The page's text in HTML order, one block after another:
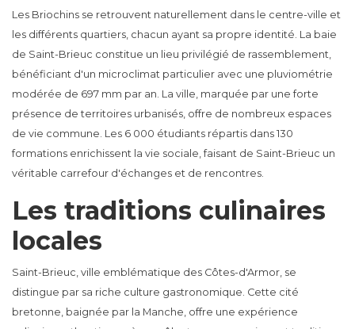
Les Briochins se retrouvent naturellement dans le centre-ville et
les différents quartiers, chacun ayant sa propre identité. La baie
de Saint-Brieuc constitue un lieu privilégié de rassemblement,
bénéficiant d'un microclimat particulier avec une pluviométrie
modérée de 697 mm par an. La ville, marquée par une forte
présence de territoires urbanisés, offre de nombreux espaces
de vie commune. Les 6 000 étudiants répartis dans 130
formations enrichissent la vie sociale, faisant de Saint-Brieuc un
véritable carrefour d'échanges et de rencontres.
Les traditions culinaires
locales
Saint-Brieuc, ville emblématique des Côtes-d'Armor, se
distingue par sa riche culture gastronomique. Cette cité
bretonne, baignée par la Manche, offre une expérience